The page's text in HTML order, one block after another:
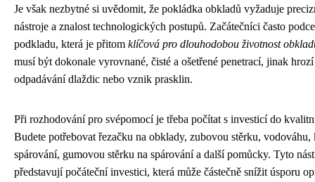
Je však nezbytné si uvědomit, že pokládka obkladů vyžaduje
nástroje a znalost technologických postupů. Začátečníci často
podkladu, která je přitom klíčová pro dlouhodobou životnost
musí být dokonale vyrovnané, čisté a ošetřené penetrací, jinak
odpadávání dlaždic nebo vznik prasklin.
Při rozhodování pro svépomocí je třeba počítat s investicí do
Budete potřebovat řezačku na obklady, zubovou stěrku,
spárování, gumovou stěrku na spárování a další pomůcky. Tyto
představují počáteční investici, která může částečně snížit úsporu